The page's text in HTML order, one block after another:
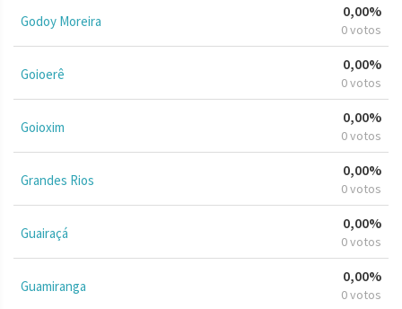
Godoy Moreira
0,00%
0 votos
Goioerê
0,00%
0 votos
Goioxim
0,00%
0 votos
Grandes Rios
0,00%
0 votos
Guairaçá
0,00%
0 votos
Guamiranga
0,00%
0 votos